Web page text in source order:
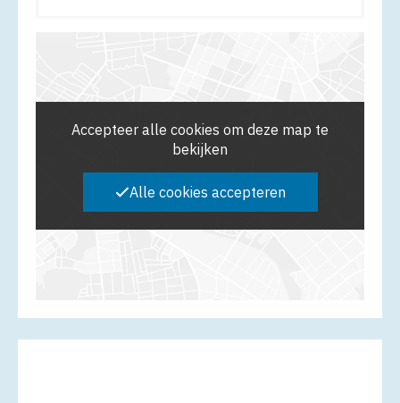
Accepteer alle cookies om deze map te
bekijken
Alle cookies accepteren